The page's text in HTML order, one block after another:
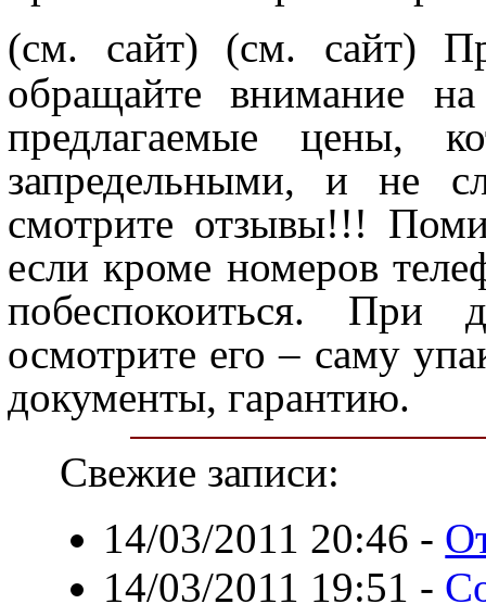
(см. сайт) (см. сайт)
обращайте внимание
предлагаемые цены,
запредельными, и не
смотрите отзывы!!!
если кроме номеров
побеспокоиться. При
осмотрите его – саму
документы, гарантию.
Свежие записи:
14/03/2011 20:46 -
14/03/2011 19:51 -